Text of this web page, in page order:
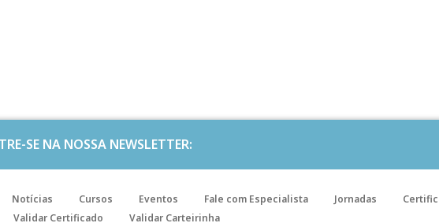
SE NA NOSSA NEWSLETTER:
Notícias Cursos Eventos Fale com Especialista Jornadas
Validar Certificado Validar Carteirinha